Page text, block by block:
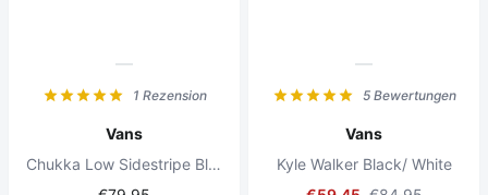
1 Rezension
Vans
Chukka Low Sidestripe Black/Grey/White
5 Bewertungen
Vans
Kyle Walker Black/ White